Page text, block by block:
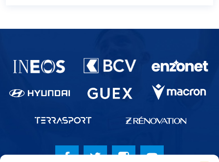
Partenaires du lausanne-Sport